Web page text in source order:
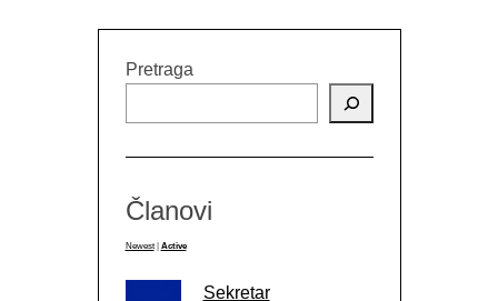
Pretraga
Članovi
Newest Active
Sekretar